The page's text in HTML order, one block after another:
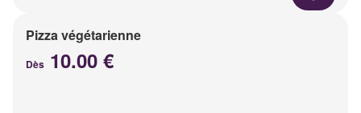
Pizza végétarienne
Dès 10.00 €